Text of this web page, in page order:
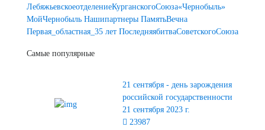
ЛебяжьевскоеотделениеКурганскогоСоюза«Чернобыль»
МойЧернобыль Нашипартнеры ПамятьВечна
Первая_областная_35 лет ПоследняябитваСоветскогоСоюза
Самые популярные
21 сентября - день зарождения
российской государственности
21 сентября 2023 г.
23987